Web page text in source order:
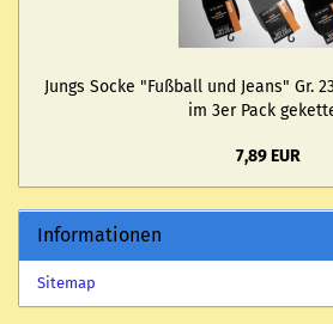
Jungs Socke "Fuß­ball und Jeans" Gr.
im 3er Pack
7,89 EUR
Informationen
Sitemap